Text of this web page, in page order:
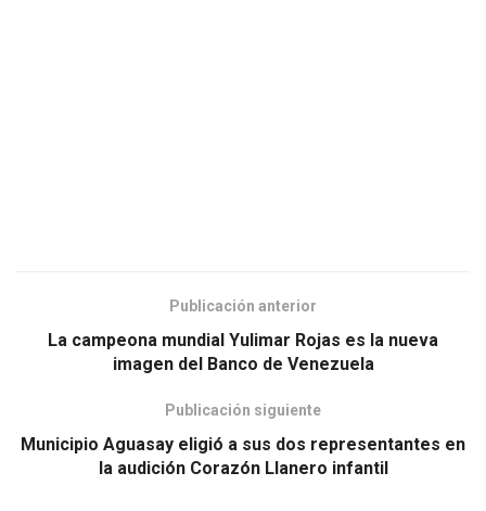
Publicación anterior
La campeona mundial Yulimar Rojas es la nueva
imagen del Banco de Venezuela
Publicación siguiente
Municipio Aguasay eligió a sus dos representantes en
la audición Corazón Llanero infantil